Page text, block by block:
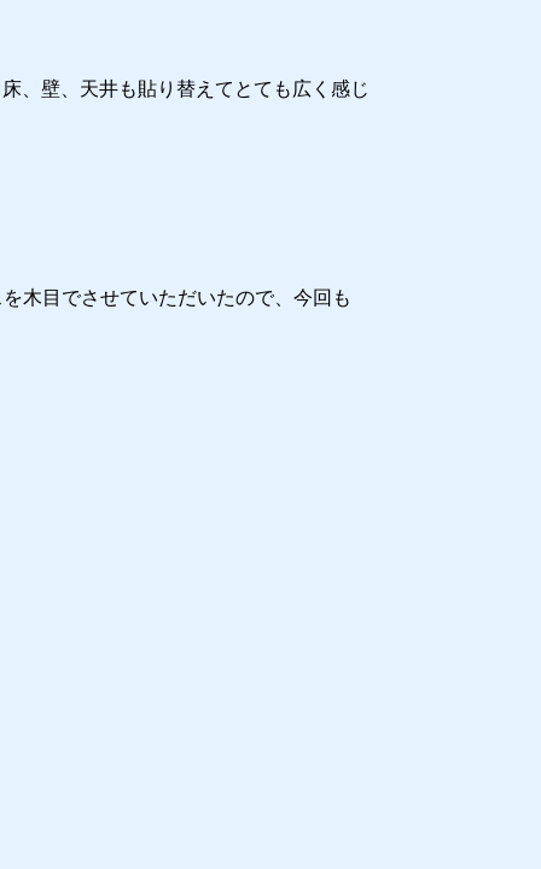
、壁、天井も貼り替えてとても広く感じ
目でさせていただいたので、今回も